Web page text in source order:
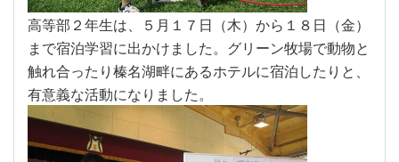
高等部２年生は、５月１７日（木）から１８日（金）
まで宿泊学習に出かけました。グリーン牧場で動物と
触れ合ったり榛名湖畔にあるホテルに宿泊したりと、
有意義な活動になりました。